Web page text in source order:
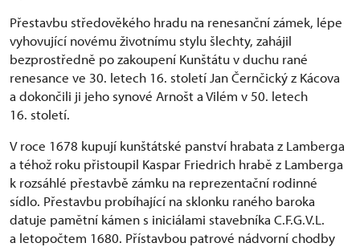
Přestavbu středověkého hradu na renesanční zámek, lépe
vyhovující novému životnímu stylu šlechty, zahájil
bezprostředně po zakoupení Kunštátu v duchu rané
renesance ve 30. letech 16. století Jan Černčický z Kácova
a dokončili ji jeho synové Arnošt a Vilém v 50. letech
16. století.
V roce 1678 kupují kunštátské panství hrabata z Lamberga
a téhož roku přistoupil Kaspar Friedrich hrabě z Lamberga
k rozsáhlé přestavbě zámku na reprezentační rodinné
sídlo. Přestavbu probíhající na sklonku raného baroka
datuje pamětní kámen s iniciálami stavebníka C.F.G.V.L.
a letopočtem 1680. Přístavbou patrové nádvorní chodby